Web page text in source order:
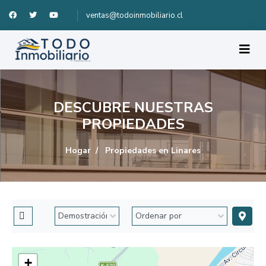
ventas@todoinmobiliario.cl
DESCUBRE NUESTRAS
PROPIEDADES
Hogar Propiedades en Linares
+